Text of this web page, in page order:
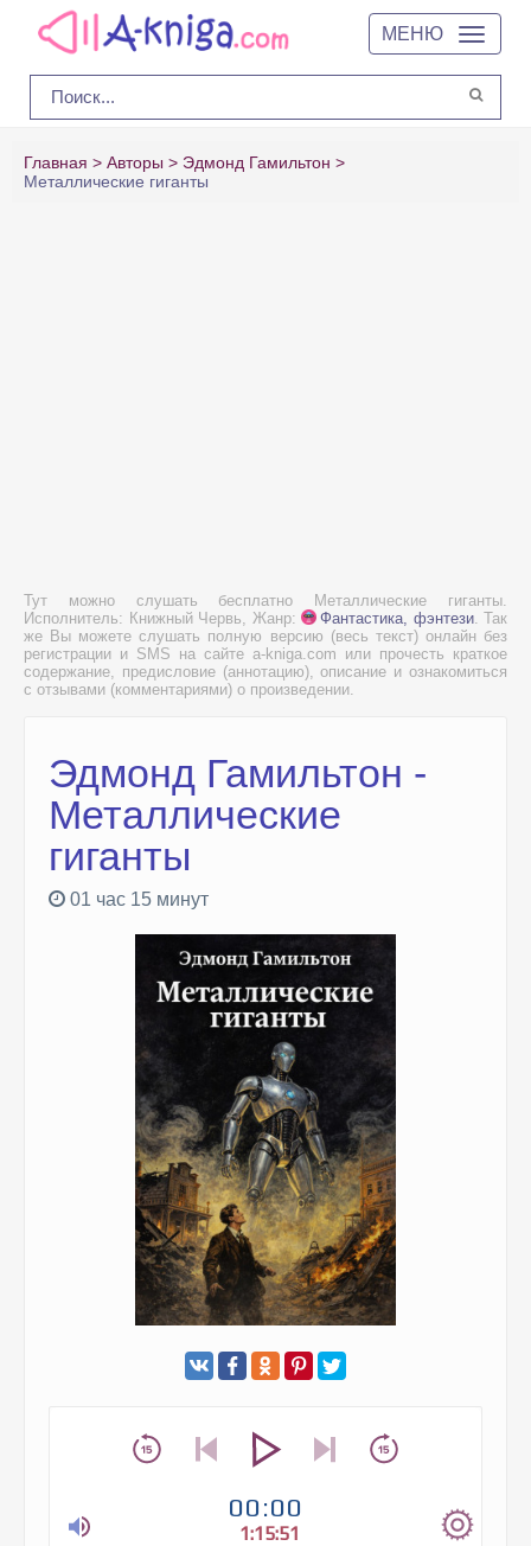
МЕНЮ
Главная Авторы
Эдмонд Гамильтон
Металлические гиганты
Тут можно слушать бесплатно Металлические гиганты.
Исполнитель: Книжный Червь, Жанр:
Фантастика, фэнтези. Так
же Вы можете слушать полную версию (весь текст) онлайн без
регистрации и SMS на сайте a-kniga.com или прочесть краткое
содержание, предисловие (аннотацию), описание и ознакомиться
с отзывами (комментариями) о произведении.
Эдмонд Гамильтон -
Металлические
гиганты
01 час 15 минут
00:00
1:15:51